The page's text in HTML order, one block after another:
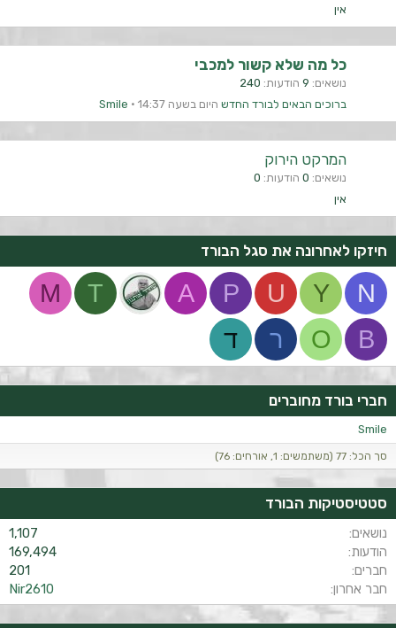
אין
כל מה שלא קשור למכבי
נושאים 9 הודעות 240
ברוכים הבאים לבורד החדש היום בשעה 14:37 Smile
המרקט הירוק
נושאים 0 הודעות 0
אין
חיזקו לאחרונה את סגל הבורד
N
Y
U
P
A
T
M
B
O ר ד
חברי בורד מחוברים
Smile
סך הכל: 77 (משתמשים: 1, אורחים: 76)
סטטיסטיקות הבורד
נושאים
1,107
הודעות
169,494
חברים
201
חבר אחרון
Nir2610